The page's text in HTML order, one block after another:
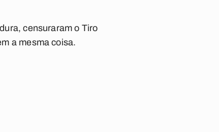
censuraram o Tiro
a mesma coisa.